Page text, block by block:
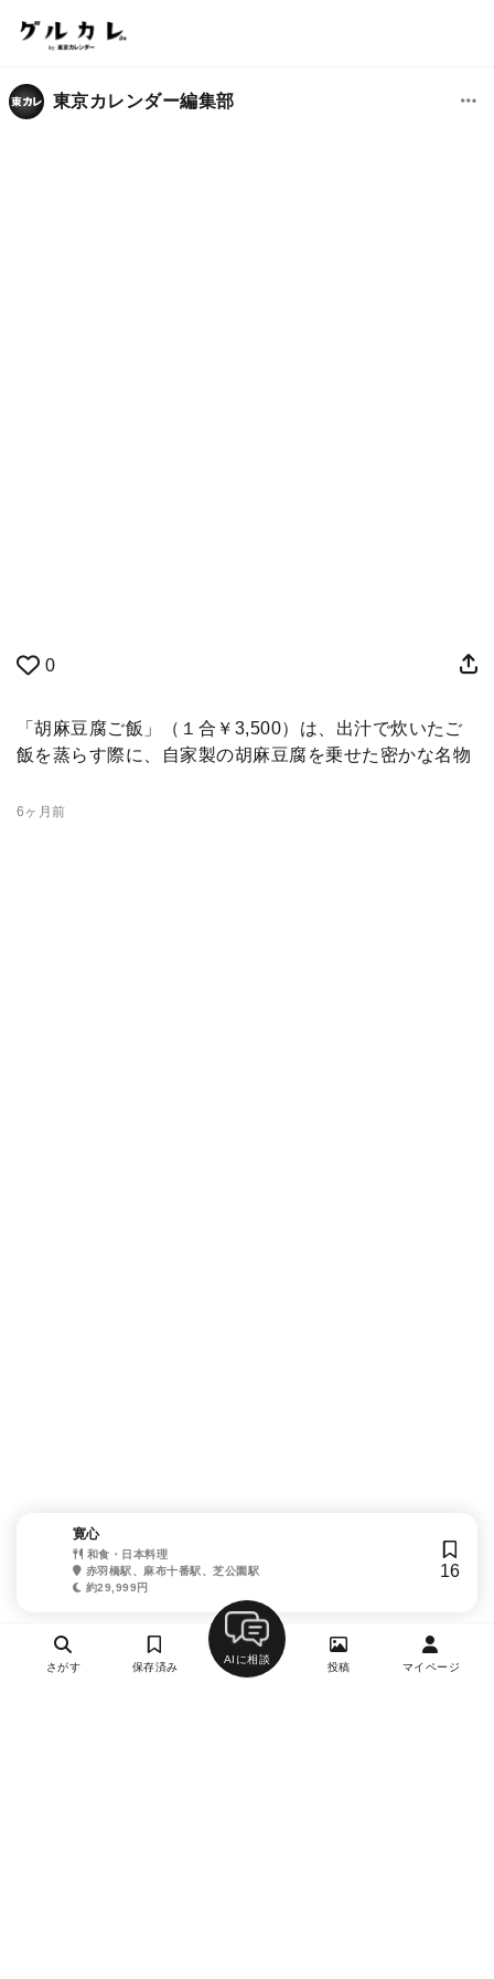
東京カレンダー編集部
0
「胡麻豆腐ご飯」（１合￥3,500）は、出汁で炊いたご
飯を蒸らす際に、自家製の胡麻豆腐を乗せた密かな名物
6ヶ月前
寛心
和食・日本料理
赤羽橋駅、麻布十番駅、芝公園駅
約29,999円
16
さがす 保存済み
AIに相談
投稿 マイページ